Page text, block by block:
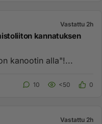
Vastattu 2h
kannatuksen
kanootin alla"!...
10 <50 0
Vastattu 2h